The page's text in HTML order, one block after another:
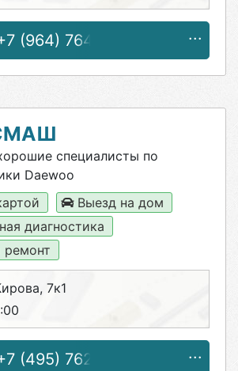
(964) 764-56-33
специалисты по
Daewoo
Выезд на дом
диагностика
7к1
(495) 762-49-03